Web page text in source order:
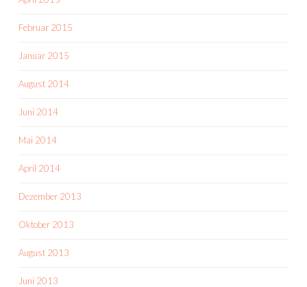
Februar 2015
Januar 2015
August 2014
Juni 2014
Mai 2014
April 2014
Dezember 2013
Oktober 2013
August 2013
Juni 2013